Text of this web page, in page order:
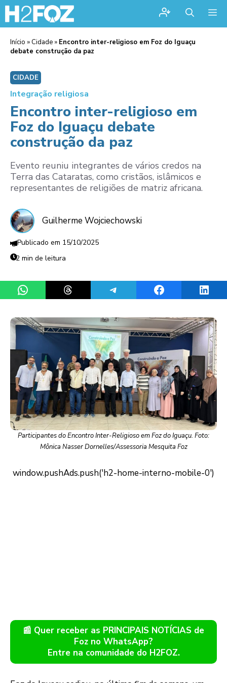
Início » Cidade » Encontro inter-religioso em Foz do Iguaçu
debate construção da paz
CIDADE
Integração religiosa
Encontro inter-religioso em
Foz do Iguaçu debate
construção da paz
Evento reuniu integrantes de vários credos na
Terra das Cataratas, como cristãos, islâmicos e
representantes de religiões de matriz africana.
Guilherme Wojciechowski
15/10/2025
2 min de leitura
Share on WhatsAppShare on ThreadsShare on TelegramShare on Facebook
Participantes do Encontro Inter-Religioso em Foz do Iguaçu. Foto:
Mônica Nasser Dornelles/Assessoria Mesquita Foz
📰 Quer receber as PRINCIPAIS NOTÍCIAS de
Foz no WhatsApp?
Entre na comunidade do H2FOZ.